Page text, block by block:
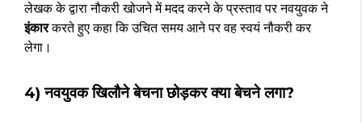
लेखक के द्वारा नौकरी खोजने में मदद करने के प्रस्ताव पर नवयुवक ने
इंकारकरते हुए कहा कि उचित समय आने पर वह स्वयं नौकरी कर
लेगा।
4) नवयुवक खिलौने बेचना छोड़कर क्या बेचने लगा?